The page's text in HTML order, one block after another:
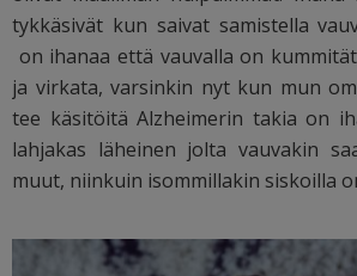
tykkäsivät kun saivat samistella
on ihanaa että vauvalla on
ja virkata, varsinkin nyt kun mun
tee käsitöitä Alzheimerin takia on
lahjakas läheinen jolta vauvakin
muut, niinkuin isommillakin siskoilla